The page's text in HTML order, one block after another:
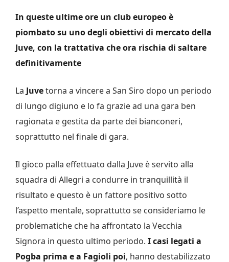
In queste ultime ore un club europeo è
piombato su uno degli obiettivi di mercato della
Juve, con la trattativa che ora rischia di saltare
definitivamente
La Juvetorna a vincere a San Siro dopo un periodo
di lungo digiuno e lo fa grazie ad una gara ben
ragionata e gestita da parte dei bianconeri,
soprattutto nel finale di gara.
Il gioco palla effettuato dalla Juve è servito alla
squadra di Allegri a condurre in tranquillità il
risultato e questo è un fattore positivo sotto
l’aspetto mentale, soprattutto se consideriamo le
problematiche che ha affrontato la Vecchia
Signora in questo ultimo periodo. I casi legati a
Pogba prima e a Fagioli poi, hanno destabilizzato